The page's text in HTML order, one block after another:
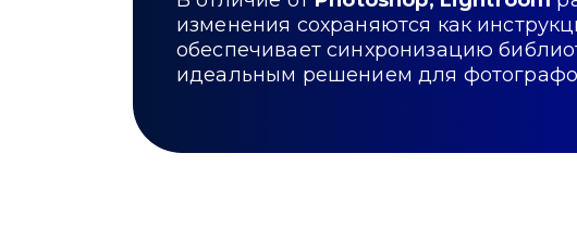
изменения сохраняются как
обеспечивает синхронизацию
идеальным решением для